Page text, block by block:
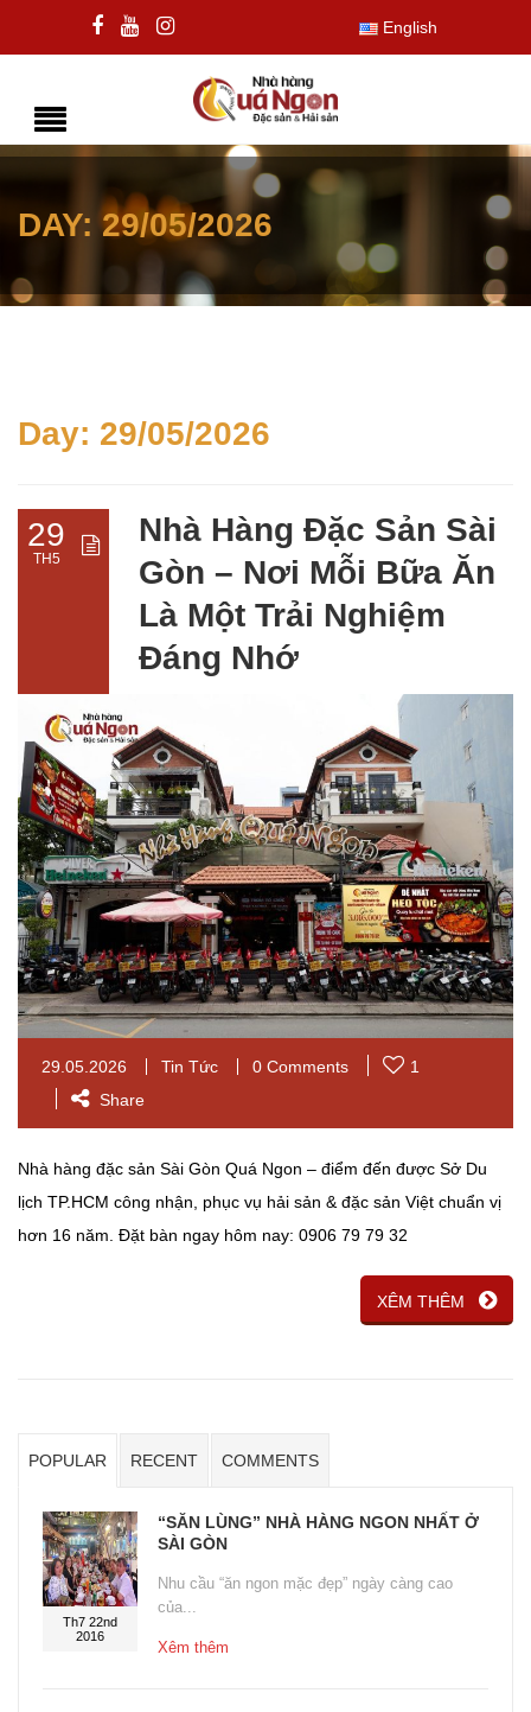
English
DAY:29/05/2026
Day: 29/05/2026
29
TH5
Nhà Hàng Đặc Sản Sài
Gòn – Nơi Mỗi Bữa Ăn
Là Một Trải Nghiệm
Đáng Nhớ
29.05.2026 Tin Tức 0 Comments
1
Share
Nhà hàng đặc sản Sài Gòn Quá Ngon – điểm đến được Sở Du
lịch TP.HCM công nhận, phục vụ hải sản & đặc sản Việt chuẩn vị
hơn 16 năm. Đặt bàn ngay hôm nay: 0906 79 79 32
XÊM THÊM
POPULAR RECENT COMMENTS
Th7 22nd
2016
“SĂN LÙNG” NHÀ HÀNG NGON NHẤT Ở
SÀI GÒN
Nhu cầu “ăn ngon mặc đẹp” ngày càng cao
của...
Xêm thêm